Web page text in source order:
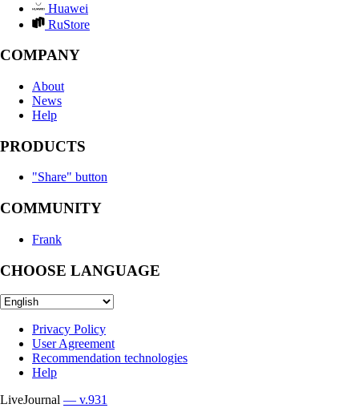
Huawei
RuStore
COMPANY
About
News
Help
PRODUCTS
"Share" button
COMMUNITY
Frank
CHOOSE LANGUAGE
Privacy Policy
User Agreement
Recommendation technologies
Help
LiveJournal — v.931